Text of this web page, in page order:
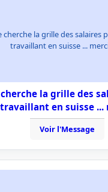
cherche la grille des salaires
travaillant en suisse ...
la grille des
en suisse ...
Voir l'Message